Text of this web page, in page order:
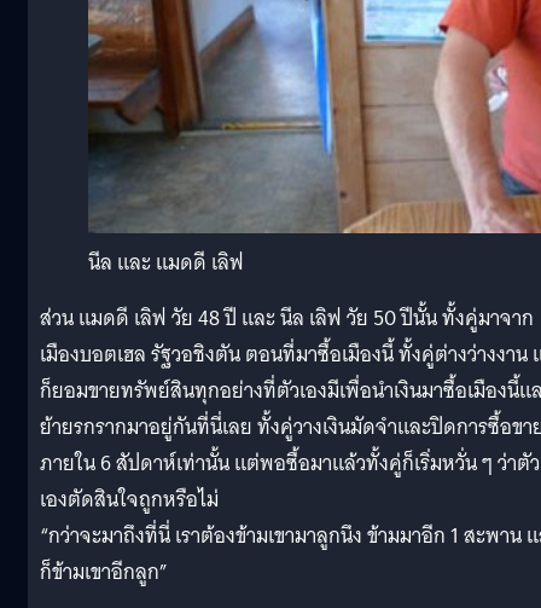
นีล และ แมดดี เลิฟ
ส่วน แมดดี เลิฟ วัย 48 ปี และ นีล เลิฟ วัย 50 ปีนั้น ทั้งคู่มาจาก
เมืองบอตเฮล รัฐวอชิงตัน ตอนที่มาซื้อเมืองนี้ ทั้งคู่ต่างว่างงาน
ก็ยอมขายทรัพย์สินทุกอย่างที่ตัวเองมีเพื่อนำเงินมาซื้อเมืองนี้แ
ย้ายรกรากมาอยู่กันที่นี่เลย ทั้งคู่วางเงินมัดจำและปิดการซื้อขา
ภายใน 6 สัปดาห์เท่านั้น แต่พอซื้อมาแล้วทั้งคู่ก็เริ่มหวั่น ๆ ว่าตัว
เองตัดสินใจถูกหรือไม่
“กว่าจะมาถึงที่นี่ เราต้องข้ามเขามาลูกนึง ข้ามมาอีก 1 สะพาน
ก็ข้ามเขาอีกลูก”